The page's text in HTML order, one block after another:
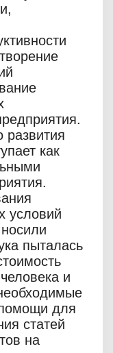
развития
как
условий
пыталась
и
для
статей
на